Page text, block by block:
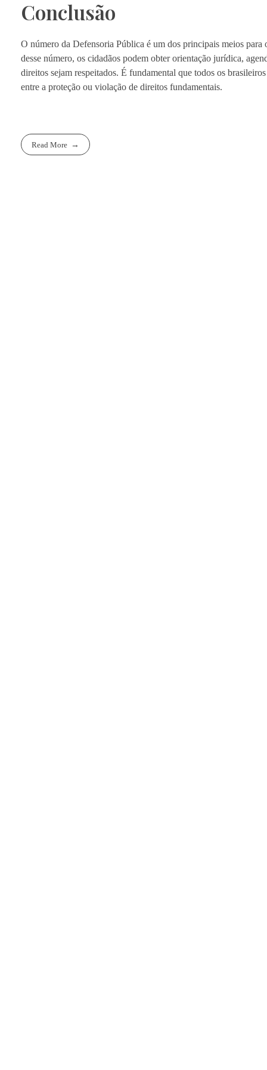
Conclusão
O número da Defensoria Pública é um dos principais meios
desse número, os cidadãos podem obter orientação jurídica,
direitos sejam respeitados. É fundamental que todos os
entre a proteção ou violação de direitos fundamentais.
Read More